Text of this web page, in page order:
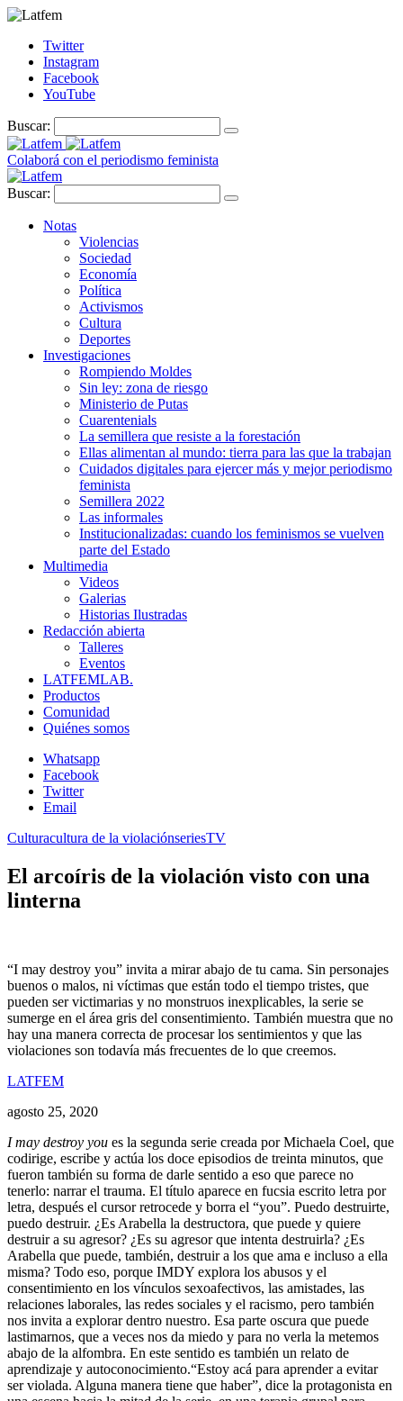
Twitter
Instagram
Facebook
YouTube
Buscar:
Colaborá con el periodismo feminista
Buscar:
Notas
Violencias
Sociedad
Economía
Política
Activismos
Cultura
Deportes
Investigaciones
Rompiendo Moldes
Sin ley: zona de riesgo
Ministerio de Putas
Cuarentenials
La semillera que resiste a la forestación
Ellas alimentan al mundo: tierra para las que la trabajan
Cuidados digitales para ejercer más y mejor periodismo
feminista
Semillera 2022
Las informales
Institucionalizadas: cuando los feminismos se vuelven
parte del Estado
Multimedia
Videos
Galerias
Historias Ilustradas
Redacción abierta
Talleres
Eventos
LATFEMLAB.
Productos
Comunidad
Quiénes somos
Whatsapp
Facebook
Twitter
Email
Culturacultura de la violaciónseriesTV
El arcoíris de la violación visto con una
linterna
“I may destroy you” invita a mirar abajo de tu cama. Sin personajes
buenos o malos, ni víctimas que están todo el tiempo tristes, que
pueden ser victimarias y no monstruos inexplicables, la serie se
sumerge en el área gris del consentimiento. También muestra que no
hay una manera correcta de procesar los sentimientos y que las
violaciones son todavía más frecuentes de lo que creemos.
LATFEM
agosto 25, 2020
I may destroy you es la segunda serie creada por Michaela Coel, que
codirige, escribe y actúa los doce episodios de treinta minutos, que
fueron también su forma de darle sentido a eso que parece no
tenerlo: narrar el trauma. El título aparece en fucsia escrito letra por
letra, después el cursor retrocede y borra el “you”. Puedo destruirte,
puedo destruir. ¿Es Arabella la destructora, que puede y quiere
destruir a su agresor? ¿Es su agresor que intenta destruirla? ¿Es
Arabella que puede, también, destruir a los que ama e incluso a ella
misma? Todo eso, porque IMDY explora los abusos y el
consentimiento en los vínculos sexoafectivos, las amistades, las
relaciones laborales, las redes sociales y el racismo, pero también
nos invita a explorar dentro nuestro. Esa parte oscura que puede
lastimarnos, que a veces nos da miedo y para no verla la metemos
abajo de la alfombra. En este sentido es también un relato de
aprendizaje y autoconocimiento.“Estoy acá para aprender a evitar
ser violada. Alguna manera tiene que haber”, dice la protagonista en